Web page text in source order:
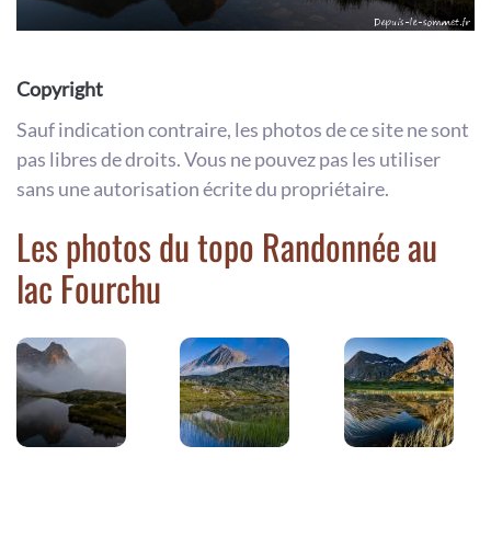
Copyright
Sauf indication contraire, les photos de ce site ne sont
pas libres de droits. Vous ne pouvez pas les utiliser
sans une autorisation écrite du propriétaire.
Les photos du topo Randonnée au
lac Fourchu